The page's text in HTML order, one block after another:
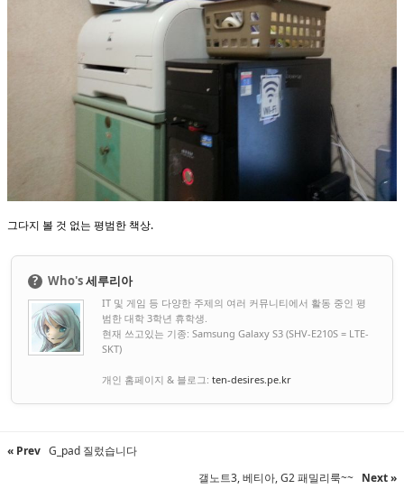
그다지 볼 것 없는 평범한 책상.
? Who's세루리아
IT 및 게임 등 다양한 주제의 여러 커뮤니티에서 활동 중인 평
범한 대학 3학년 휴학생.
현재 쓰고있는 기종: Samsung Galaxy S3 (SHV-E210S = LTE-
SKT)
개인 홈페이지 & 블로그:ten-desires.pe.kr
« Prev G_pad 질렀습니다
갤노트3, 베티아, G2 패밀리룩~~ Next »